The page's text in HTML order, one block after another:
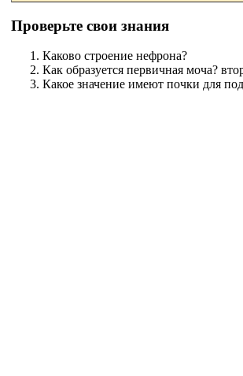
Проверьте свои знания
Каково строение нефрона?
Как образуется первичная моча?
Какое значение имеют почки для